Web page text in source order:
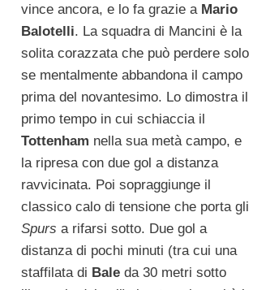
vince ancora, e lo fa grazie a Mario
Balotelli. La squadra di Mancini è la
solita corazzata che può perdere solo
se mentalmente abbandona il campo
prima del novantesimo. Lo dimostra il
primo tempo in cui schiaccia il
Tottenham nella sua metà campo, e
la ripresa con due gol a distanza
ravvicinata. Poi sopraggiunge il
classico calo di tensione che porta gli
Spurs a rifarsi sotto. Due gol a
distanza di pochi minuti (tra cui una
staffilata di Baleda 30 metri sotto